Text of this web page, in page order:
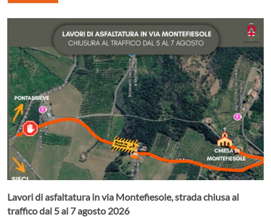
Lavori di asfaltatura in via Montefiesole, strada chiusa al
traffico dal 5 al 7 agosto 2026